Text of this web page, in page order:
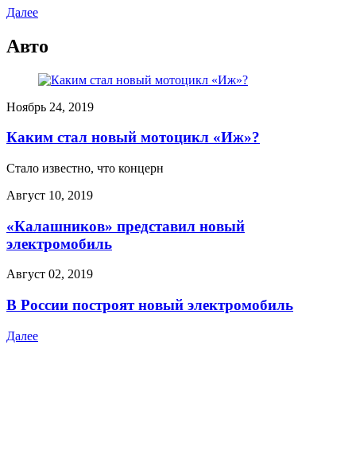
Далее
Авто
Ноябрь 24, 2019
Каким стал новый мотоцикл «Иж»?
Стало известно, что концерн
Август 10, 2019
«Калашников» представил новый
электромобиль
Август 02, 2019
В России построят новый электромобиль
Далее